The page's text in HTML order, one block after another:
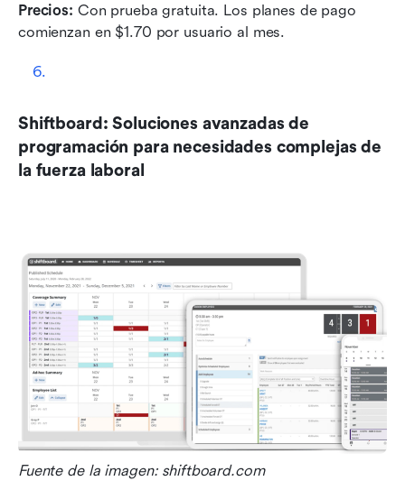
Precios: Con prueba gratuita. Los planes de pago
comienzan en $1.70 por usuario al mes.
Shiftboard: Soluciones avanzadas de
programación para necesidades complejas de
la fuerza laboral
Fuente de la imagen: shiftboard.com